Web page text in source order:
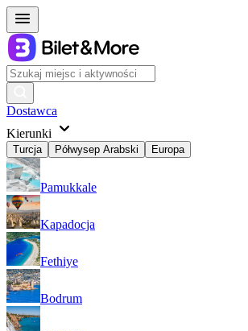
Dostawca
Kierunki
Turcja Półwysep Arabski Europa
Pamukkale
Kapadocja
Fethiye
Bodrum